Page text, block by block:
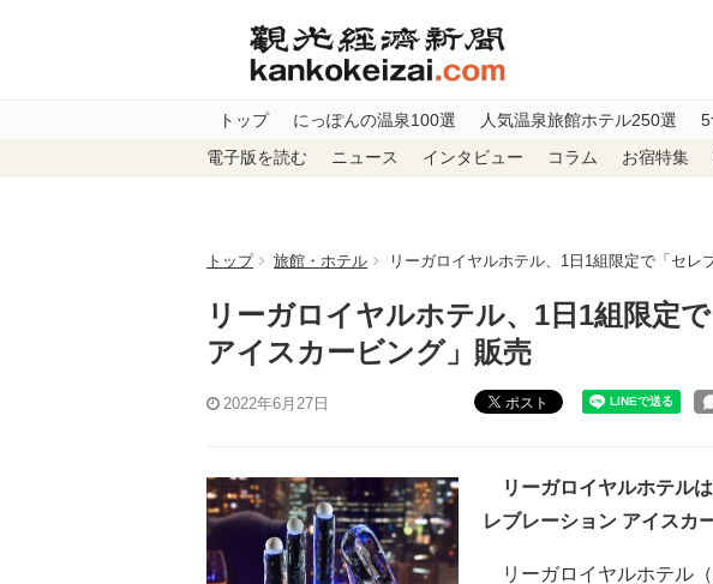
トップ にっぽんの温泉100選 人気温泉旅館ホテル250選 5
電子版を読む ニュース インタビュー コラム お宿特集
トップ 旅館・ホテル リーガロイヤルホテル、1日1組限定で「セレ
リーガロイヤルホテル、1日1組限定
アイスカービング」販売
2022年6月27日 ポスト
リーガロイヤルホテル
レブレーション アイスカ
リーガロイヤルホテル